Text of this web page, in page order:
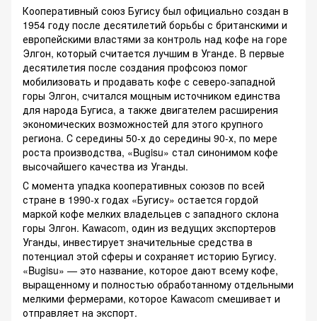
Кооперативный союз Бугису был официально создан в
1954 году после десятилетий борьбы с британскими и
европейскими властями за контроль над кофе на горе
Элгон, который считается лучшим в Уганде. В первые
десятилетия после создания профсоюз помог
мобилизовать и продавать кофе с северо-западной
горы Элгон, считался мощным источником единства
для народа Бугиса, а также двигателем расширения
экономических возможностей для этого крупного
региона. С середины 50-х до середины 90-х, по мере
роста производства, «Bugisu» стал синонимом кофе
высочайшего качества из Уганды.
С момента упадка кооперативных союзов по всей
стране в 1990-х годах «Бугису» остается гордой
маркой кофе мелких владельцев с западного склона
горы Элгон. Kawacom, один из ведущих экспортеров
Уганды, инвестирует значительные средства в
потенциал этой сферы и сохраняет историю Бугису.
«Bugisu» — это название, которое дают всему кофе,
выращенному и полностью обработанному отдельными
мелкими фермерами, которое Kawacom смешивает и
отправляет на экспорт.